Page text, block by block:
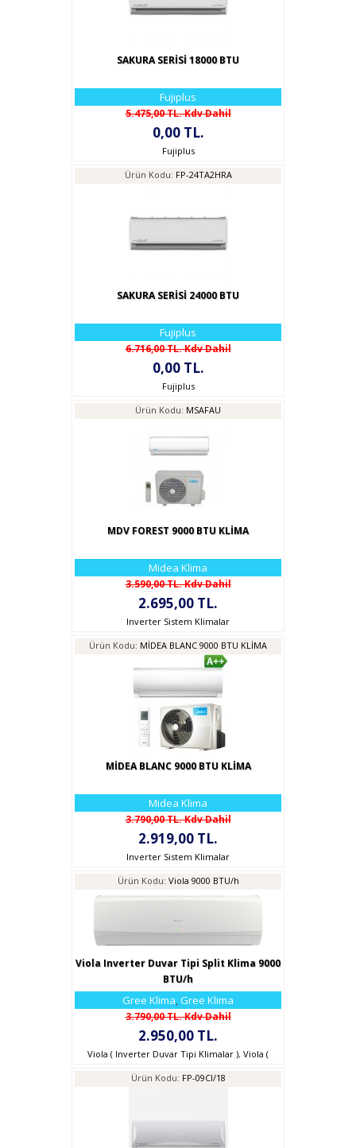
SAKURA SERİSİ 18000 BTU
Fujiplus
5.475,00 TL. Kdv Dahil
0,00 TL.
Fujiplus
Ürün Kodu: FP-24TA2HRA
SAKURA SERİSİ 24000 BTU
Fujiplus
6.716,00 TL. Kdv Dahil
0,00 TL.
Fujiplus
Ürün Kodu: MSAFAU
MDV FOREST 9000 BTU KLİMA
Midea Klima
3.590,00 TL. Kdv Dahil
2.695,00 TL.
Inverter Sistem Klimalar
Ürün Kodu: MİDEA BLANC 9000 BTU KLİMA
MİDEA BLANC 9000 BTU KLİMA
Midea Klima
3.790,00 TL. Kdv Dahil
2.919,00 TL.
Inverter Sistem Klimalar
Ürün Kodu: Viola 9000 BTU/h
Viola Inverter Duvar Tipi Split Klima 9000
BTU/h
Gree Klima,Gree Klima
3.790,00 TL. Kdv Dahil
2.950,00 TL.
Viola ( Inverter Duvar Tipi Klimalar ), Viola (
Ürün Kodu: FP-09CI/18